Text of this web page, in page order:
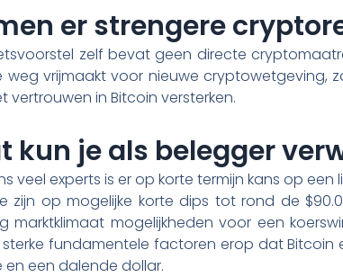
er strengere
zelf bevat geen directe
vrijmaakt voor nieuwe cryptowetgeving,
vertrouwen in Bitcoin versterken.
kun je als belegger
veel experts is er op korte termijn kans op
zijn op mogelijke korte dips tot rond de
marktklimaat mogelijkheden voor een
sterke fundamentele factoren erop dat
en een dalende dollar.